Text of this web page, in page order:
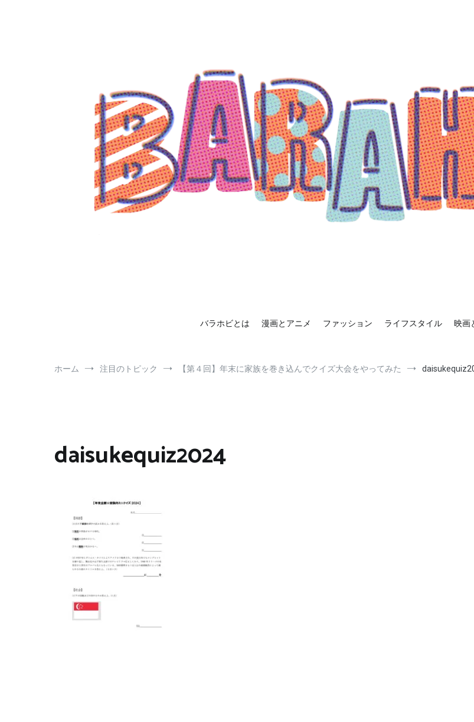
バラホビとは
漫画とアニメ ファッション ライフスタイル 映画
ホーム 注目のトピック 【第４回】年末に家族を巻き込んでクイズ大会をやってみた
daisukequiz2024